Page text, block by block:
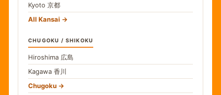
Kyoto 京都
All Kansai
CHUGOKU / SHIKOKU
Hiroshima 広島
Kagawa 香川
Chugoku